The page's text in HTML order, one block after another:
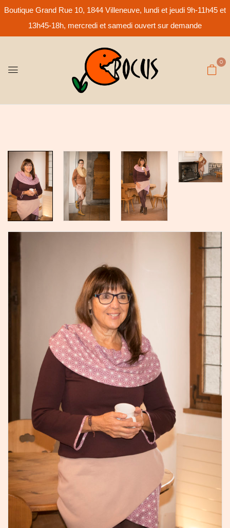
Boutique Grand Rue 10, 1844 Villeneuve, lundi et jeudi 9h-11h45 et
13h45-18h, mercredi et samedi ouvert sur demande
0